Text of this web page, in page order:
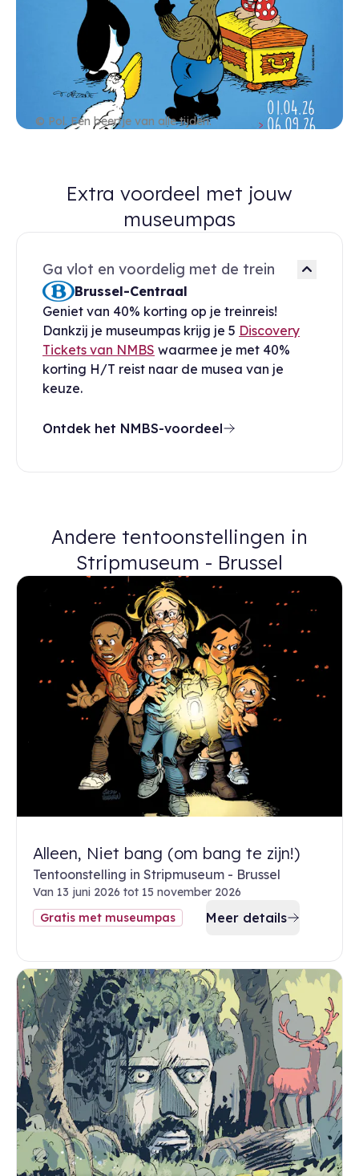
© Pol. Een beertje van alle tijden.
Extra voordeel met jouw
museumpas
Ga vlot en voordelig met de trein
Brussel-Centraal
Geniet van 40% korting op je treinreis!
Dankzij je museumpas krijg je 5 Discovery
Tickets van NMBS waarmee je met 40%
korting H/T reist naar de musea van je
keuze.
Ontdek het NMBS-voordeel
Andere tentoonstellingen in
Stripmuseum - Brussel
Alleen, Niet bang (om bang te zijn!)
Tentoonstelling in Stripmuseum - Brussel
Van 13 juni 2026 tot 15 november 2026
Gratis met museumpas
Meer details